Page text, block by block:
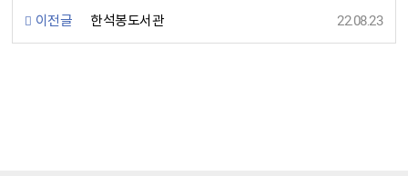
이전글 한석봉도서관 22.08.23